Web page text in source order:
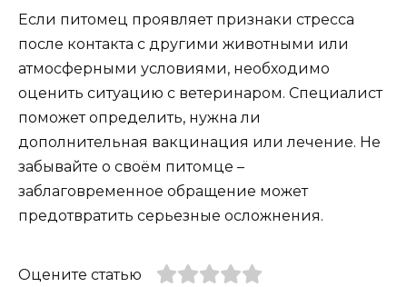
Если питомец проявляет признаки стресса
после контакта с другими животными или
атмосферными условиями, необходимо
оценить ситуацию с ветеринаром. Специалист
поможет определить, нужна ли
дополнительная вакцинация или лечение. Не
забывайте о своём питомце –
заблаговременное обращение может
предотвратить серьезные осложнения.
Оцените статью